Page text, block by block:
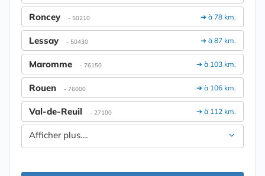
➔ à 78 km.
Roncey - 50210
➔ à 87 km.
Lessay - 50430
➔ à 103 km.
Maromme - 76150
➔ à 106 km.
Rouen - 76000
➔ à 112 km.
Val-de-Reuil - 27100
Afficher plus....